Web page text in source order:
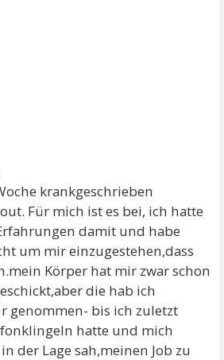
krankgeschrieben
Für mich ist es bei, ich hatte
damit und habe
um mir einzugestehen,dass
Körper hat mir zwar schon
die hab ich
genommen- bis ich zuletzt
hatte und mich
der Lage sah,meinen Job zu